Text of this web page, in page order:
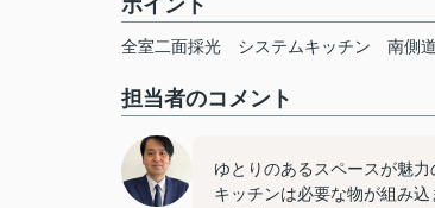
ポイント
全室二面採光 システムキッチン 南側
担当者のコメント
ゆとりのあるスペースが魅
キッチンは必要な物が組み